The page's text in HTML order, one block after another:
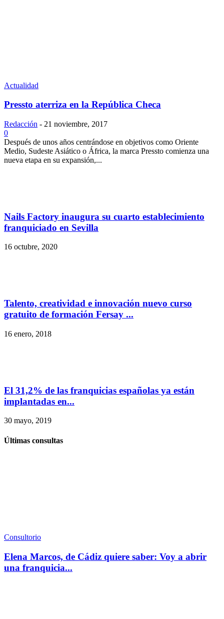
Actualidad
Pressto aterriza en la República Checa
Redacción - 21 noviembre, 2017
0
Después de unos años centrándose en objetivos como Oriente
Medio, Sudeste Asiático o África, la marca Pressto comienza una
nueva etapa en su expansión,...
Nails Factory inaugura su cuarto establecimiento
franquiciado en Sevilla
16 octubre, 2020
Talento, creatividad e innovación nuevo curso
gratuito de formación Fersay ...
16 enero, 2018
El 31,2% de las franquicias españolas ya están
implantadas en...
30 mayo, 2019
Últimas consultas
Consultorio
Elena Marcos, de Cádiz quiere saber: Voy a abrir
una franquicia...